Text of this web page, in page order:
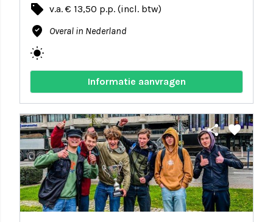
local_offer v.a. € 13,50 p.p. (incl. btw)
where_to_vote Overal in Nederland
wb_sunny
Informatie aanvragen
share favorite